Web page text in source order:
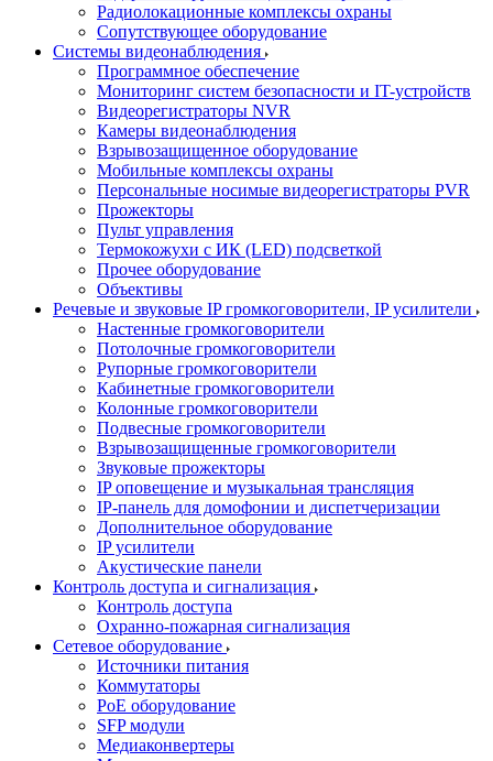
Радиолокационные комплексы охраны
Сопутствующее оборудование
Системы видеонаблюдения
Программное обеспечение
Мониторинг систем безопасности и IT-устройств
Видеорегистраторы NVR
Камеры видеонаблюдения
Взрывозащищенное оборудование
Мобильные комплексы охраны
Персональные носимые видеорегистраторы PVR
Прожекторы
Пульт управления
Термокожухи с ИК (LED) подсветкой
Прочее оборудование
Объективы
Речевые и звуковые IP громкоговорители, IP усилители
Настенные громкоговорители
Потолочные громкоговорители
Рупорные громкоговорители
Кабинетные громкоговорители
Колонные громкоговорители
Подвесные громкоговорители
Взрывозащищенные громкоговорители
Звуковые прожекторы
IP оповещение и музыкальная трансляция
IP-панель для домофонии и диспетчеризации
Дополнительное оборудование
IP усилители
Акустические панели
Контроль доступа и сигнализация
Контроль доступа
Охранно-пожарная сигнализация
Сетевое оборудование
Источники питания
Коммутаторы
PoE оборудование
SFP модули
Медиаконвертеры